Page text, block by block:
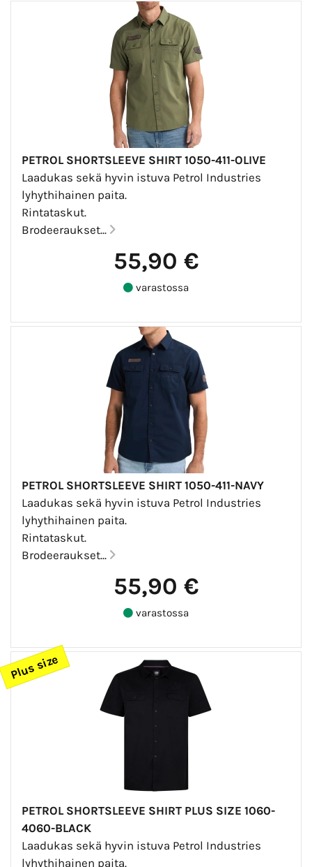
PETROL SHORTSLEEVE SHIRT 1050-411-OLIVE
Laadukas sekä hyvin istuva Petrol Industries
lyhythihainen paita.
Rintataskut.
Brodeeraukset...
55,90 €
varastossa
PETROL SHORTSLEEVE SHIRT 1050-411-NAVY
Laadukas sekä hyvin istuva Petrol Industries
lyhythihainen paita.
Rintataskut.
Brodeeraukset...
55,90 €
varastossa
Plus size
PETROL SHORTSLEEVE SHIRT PLUS SIZE 1060-
4060-BLACK
Laadukas sekä hyvin istuva Petrol Industries
lyhythihainen paita.